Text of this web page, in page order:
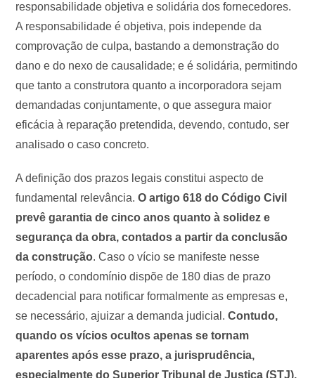
responsabilidade objetiva e solidária dos fornecedores.
A responsabilidade é objetiva, pois independe da
comprovação de culpa, bastando a demonstração do
dano e do nexo de causalidade; e é solidária, permitindo
que tanto a construtora quanto a incorporadora sejam
demandadas conjuntamente, o que assegura maior
eficácia à reparação pretendida, devendo, contudo, ser
analisado o caso concreto.
A definição dos prazos legais constitui aspecto de
fundamental relevância.O artigo 618 do Código Civil
prevê garantia de cinco anos quanto à solidez e
segurança da obra, contados a partir da conclusão
da construção. Caso o vício se manifeste nesse
período, o condomínio dispõe de 180 dias de prazo
decadencial para notificar formalmente as empresas e,
se necessário, ajuizar a demanda judicial.Contudo,
quando os vícios ocultos apenas se tornam
aparentes após esse prazo, a jurisprudência,
especialmente do Superior Tribunal de Justiça (STJ),